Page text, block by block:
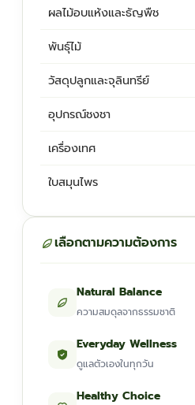
ผลไม้อบแห้งและธัญพืช
พันธุ์ไม้
ต้นพันธุ์สมุนไพร
วัสดุปลูกและจุลินทรีย์
อุปกรณ์ชงชา
เครื่องเทศ
ใบสมุนไพร
เลือกตามความต้องการ
Natural Balance
ความสมดุลจากธรรมชาติ
Everyday Wellness
ดูแลตัวเองในทุกวัน
Healthy Choice